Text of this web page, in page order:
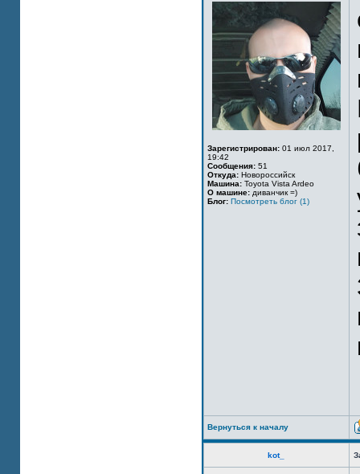
Зарегистрирован: 01 июл 2017,
19:42
Сообщения: 51
Откуда: Новороссийск
Машина: Toyota Vista Ardeo
О машине: диванчик =)
Блог: Посмотреть блог (1)
Вернуться к началу
kot_